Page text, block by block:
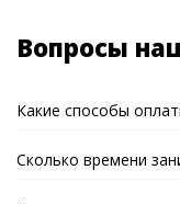
Вопросы
Какие способы
Сколько времени